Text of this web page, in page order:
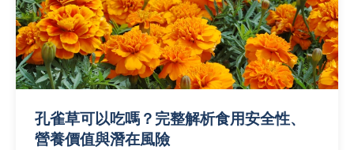
孔雀草可以吃嗎？完整解析食用安全性、
營養價值與潛在風險